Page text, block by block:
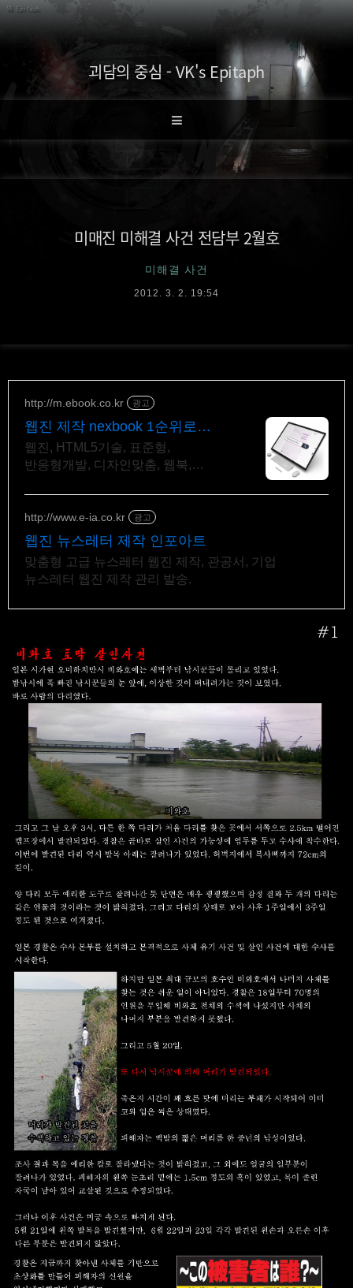
괴담의 중심 - VK's Epitaph
미매진 미해결 사건 전담부 2월호
미해결 사건
2012. 3. 2. 19:54
http://m.ebook.co.kr 광고
웹진 제작 nexbook 1순위로
선택하는 웹진제작
웹진, HTML5기술, 표준형,
반응형개발, 디자인맞춤, 웹북,
http://www.e-ia.co.kr 광고
웹진 뉴스레터 제작 인포아트
맞춤형 고급 뉴스레터 웹진 제작, 관공서, 기업
뉴스레터 웹진 제작 관리 발송.